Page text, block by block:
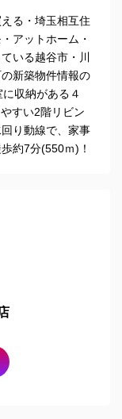
る・埼玉相互住
アットホーム・
いる越谷市・川
新築物件情報の
収納がある４
すい2階リビン
り動線で、家事
約7分(550ｍ)！